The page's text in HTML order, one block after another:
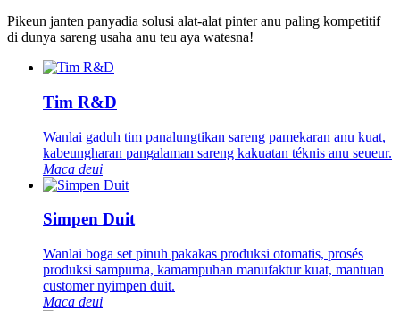
Pikeun janten panyadia solusi alat-alat pinter anu paling kompetitif
di dunya sareng usaha anu teu aya watesna!
Tim R&D
Wanlai gaduh tim panalungtikan sareng pamekaran anu kuat,
kabeungharan pangalaman sareng kakuatan téknis anu seueur.
Maca deui
Simpen Duit
Wanlai boga set pinuh pakakas produksi otomatis, prosés
produksi sampurna, kamampuhan manufaktur kuat, mantuan
customer nyimpen duit.
Maca deui